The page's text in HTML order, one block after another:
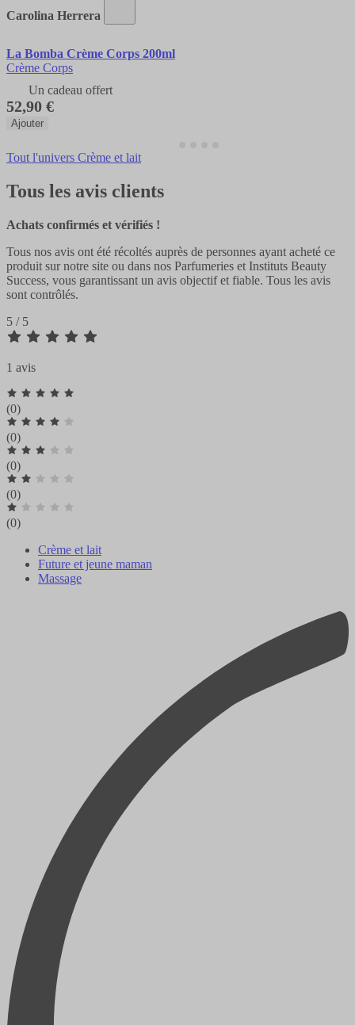
Carolina Herrera
La Bomba Crème Corps 200ml
Crème Corps
Un cadeau offert
52,90 €
Ajouter
Tout l'univers Crème et lait
Tous les avis clients
Achats confirmés et vérifiés !
Tous nos avis ont été récoltés auprès de personnes ayant acheté ce
produit sur notre site ou dans nos Parfumeries et Instituts Beauty
Success, vous garantissant un avis objectif et fiable. Tous les avis
sont contrôlés.
5 / 5
1 avis
(0)
(0)
(0)
(0)
(0)
Crème et lait
Future et jeune maman
Massage